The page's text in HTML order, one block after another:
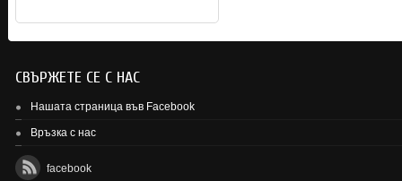
СВЪРЖЕТЕ СЕ С НАС
Нашата страница във Facebook
Връзка с нас
facebook